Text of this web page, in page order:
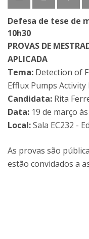
Defesa de tese de
10h30
PROVAS DE
APLICADA
Tema: Detection of
Efflux Pumps
Candidata: Rita
Data: 19 de março
Local:Sala EC232 -
As provas são
estão convidados a